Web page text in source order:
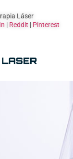
Láser
Reddit Pinterest